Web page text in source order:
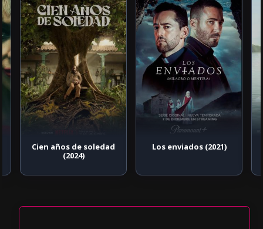
Cien años de soledad
(2024)
Los enviados (2021)